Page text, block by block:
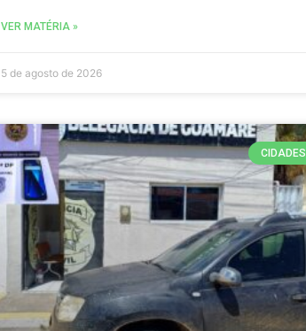
VER MATÉRIA »
5 de agosto de 2026
CIDADES